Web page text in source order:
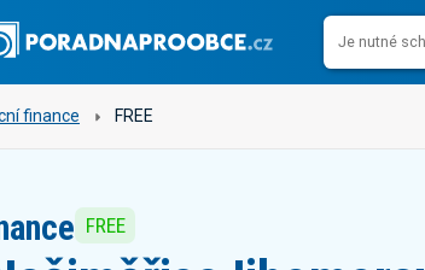
finance FREE
FREE